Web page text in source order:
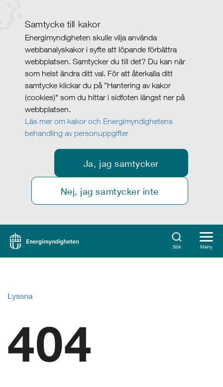
Samtycke till kakor
Energimyndigheten skulle vilja använda
webbanalyskakor i syfte att löpande förbättra
webbplatsen. Samtycker du till det? Du kan när
som helst ändra ditt val. För att återkalla ditt
samtycke klickar du på ”Hantering av kakor
(cookies)" som du hittar i sidfoten längst ner på
webbplatsen.
Läs mer om kakor och Energimyndighetens
behandling av personuppgifter
Ja, jag samtycker
Nej, jag samtycker inte
Sök Meny
Lyssna
404